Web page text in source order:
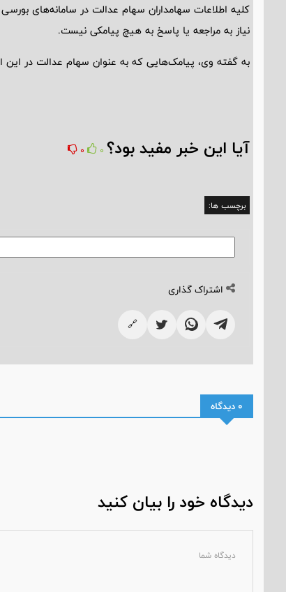
کلیه اطلاعات سهامداران سهام عدالت در سامانه‌های
نیاز به مراجعه یا پاسخ به هیچ پیامکی نیست.
به گفته وی، پیامک‌هایی که به عنوان سهام عدالت در
آیا این خبر مفید بود؟ 0
0
برچسب ها:
اشتراک گذاری
🔗
0 دیدگاه
دیدگاه خود را بیان کنید